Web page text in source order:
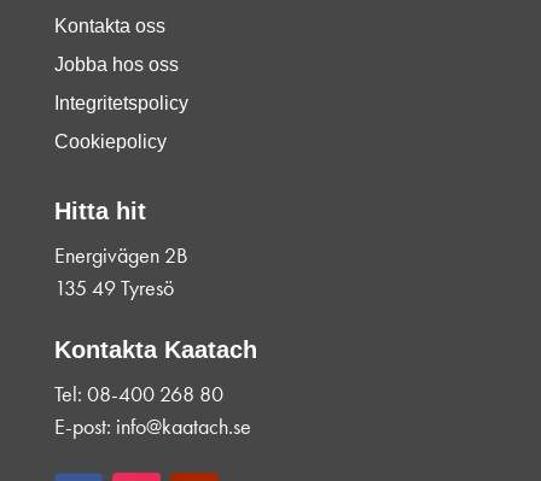
Kontakta oss
Jobba hos oss
Integritetspolicy
Cookiepolicy
Hitta hit
Energivägen 2B
135 49 Tyresö
Kontakta Kaatach
Tel: 08-400 268 80
E-post: info@kaatach.se